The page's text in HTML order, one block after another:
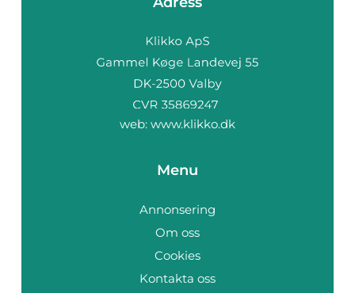
web: www.klikko.dk
Menu
Annonsering
Om oss
Cookies
Kontakta oss